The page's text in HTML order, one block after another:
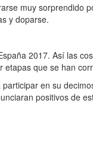
muy sorprendido
y doparse.
2017. Así las
que se han
en su
positivos de